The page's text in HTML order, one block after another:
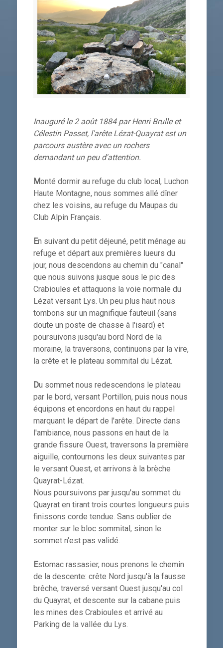
Inauguré le 2 août 1884 par Henri Brulle et
Célestin Passet, l'arête Lézat-Quayrat est un
parcours austère avec un rochers
demandant un peu d'attention.
Monté dormir au refuge du club local, Luchon
Haute Montagne, nous sommes allé dîner
chez les voisins, au refuge du Maupas du
Club Alpin Français.
En suivant du petit déjeuné, petit ménage au
refuge et départ aux premières lueurs du
jour, nous descendons au chemin du "canal"
que nous suivons jusque sous le pic des
Crabioules et attaquons la voie normale du
Lézat versant Lys. Un peu plus haut nous
tombons sur un magnifique fauteuil (sans
doute un poste de chasse à l'isard) et
poursuivons jusqu'au bord Nord de la
moraine, la traversons, continuons par la vire,
la crête et le plateau sommital du Lézat.
Du sommet nous redescendons le plateau
par le bord, versant Portillon, puis nous nous
équipons et encordons en haut du rappel
marquant le départ de l'arête. Directe dans
l'ambiance, nous passons en haut de la
grande fissure Ouest, traversons la première
aiguille, contournons les deux suivantes par
le versant Ouest, et arrivons à la brèche
Quayrat-Lézat.
Nous poursuivons par jusqu'au sommet du
Quayrat en tirant trois courtes longueurs puis
finissons corde tendue. Sans oublier de
monter sur le bloc sommital, sinon le
sommet n'est pas validé.
Estomac rassasier, nous prenons le chemin
de la descente: crête Nord jusqu'à la fausse
brêche, traversé versant Ouest jusqu'au col
du Quayrat, et descente sur la cabane puis
les mines des Crabioules et arrivé au
Parking de la vallée du Lys.